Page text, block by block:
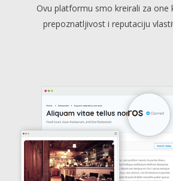
Ovu platformu smo kreirali za one
prepoznatljivost i reputaciju